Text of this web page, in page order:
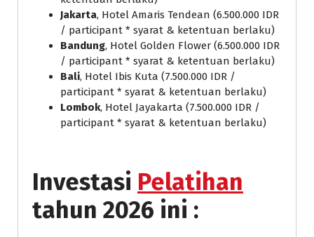
Jakarta, Hotel Amaris Tendean (6.500.000 IDR
/ participant * syarat & ketentuan berlaku)
Bandung, Hotel Golden Flower (6.500.000 IDR
/ participant * syarat & ketentuan berlaku)
Bali, Hotel Ibis Kuta (7.500.000 IDR /
participant * syarat & ketentuan berlaku)
Lombok, Hotel Jayakarta (7.500.000 IDR /
participant * syarat & ketentuan berlaku)
Investasi Pelatihan
tahun 2026 ini :